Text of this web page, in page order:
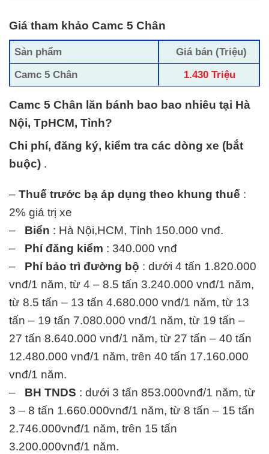
Giá tham khảo Camc 5 Chân
Sản phẩm
Giá bán (Triệu)
Camc 5 Chân
1.430 Triệu
Camc 5 Chân lăn bánh bao bao nhiêu tại Hà
Nội, TpHCM, Tỉnh?
Chi phí, đăng ký, kiểm tra các dòng xe (bắt
buộc) .
– Thuế trước bạ áp dụng theo khung thuế :
2% giá trị xe
– Biển : Hà Nội,HCM, Tỉnh 150.000 vnđ.
– Phí đăng kiểm : 340.000 vnđ
– Phí bảo trì đường bộ : dưới 4 tấn 1.820.000
vnđ/1 năm, từ 4 – 8.5 tấn 3.240.000 vnđ/1 năm,
từ 8.5 tấn – 13 tấn 4.680.000 vnđ/1 năm, từ 13
tấn – 19 tấn 7.080.000 vnđ/1 năm, từ 19 tấn –
27 tấn 8.640.000 vnđ/1 năm, từ 27 tấn – 40 tấn
12.480.000 vnđ/1 năm, trên 40 tấn 17.160.000
vnđ/1 năm.
– BH TNDS : dưới 3 tấn 853.000vnđ/1 năm, từ
3 – 8 tấn 1.660.000vnđ/1 năm, từ 8 tấn – 15 tấn
2.746.000vnđ/1 năm, trên 15 tấn
3.200.000vnđ/1 năm.